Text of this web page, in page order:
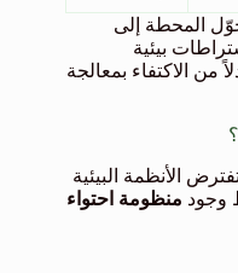
المحطة إلى
بيئية
من الاكتفاء بمعالجة
الأنظمة البيئية
وجود منظومة احتواء